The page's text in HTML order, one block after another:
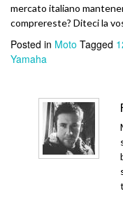
mercato italiano
comprereste? Diteci la
Posted in Moto Tagged
Yamaha